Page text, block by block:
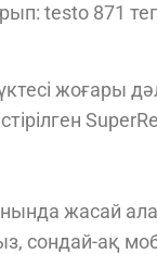
testo 871
жоғары
жасай
сондай-ақ